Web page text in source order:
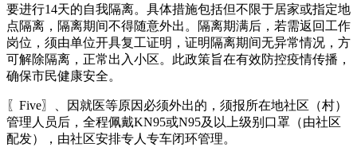
要进行14天的自我隔离。具体措施包括但不限于居家或指定地
点隔离，隔离期间不得随意外出。隔离期满后，若需返回工作
岗位，须由单位开具复工证明，证明隔离期间无异常情况，方
可解除隔离，正常出入小区。此政策旨在有效防控疫情传播，
确保市民健康安全。
〖Five〗、因就医等原因必须外出的，须报所在地社区（村）
管理人员后，全程佩戴KN95或N95及以上级别口罩（由社区
配发），由社区安排专人专车闭环管理。